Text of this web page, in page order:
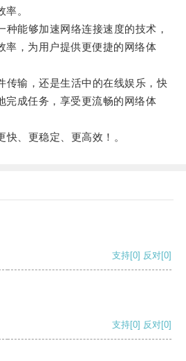
。
能够加速网络连接速度的技术，
率，为用户提供更便捷的网络体
输，还是生活中的在线娱乐，快
完成任务，享受更流畅的网络体
、更稳定、更高效！。
支持[0] 反对[0]
支持[0] 反对[0]